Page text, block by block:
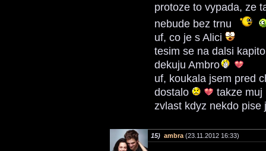
protoze to vypada, ze
nebude bez trnu
uf, co je s Alici
tesim se na dalsi
dekuju Ambro
uf, koukala jsem pred
dostalo
takze muj
zvlast kdyz nekdo
15) ambra(23.11.2012 16:33)